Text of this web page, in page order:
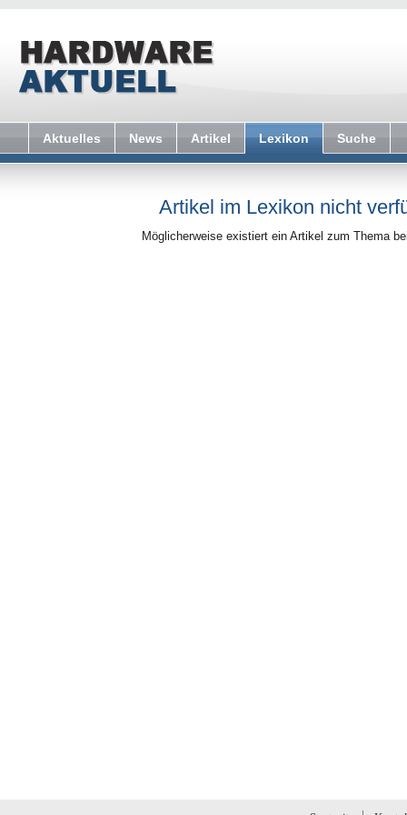
Aktuelles News Artikel Lexikon Suche
Artikel im Lexikon nicht
Möglicherweise existiert ein Artikel zum Thema